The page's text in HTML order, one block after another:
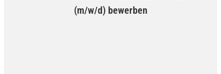
(m/w/d) bewerben